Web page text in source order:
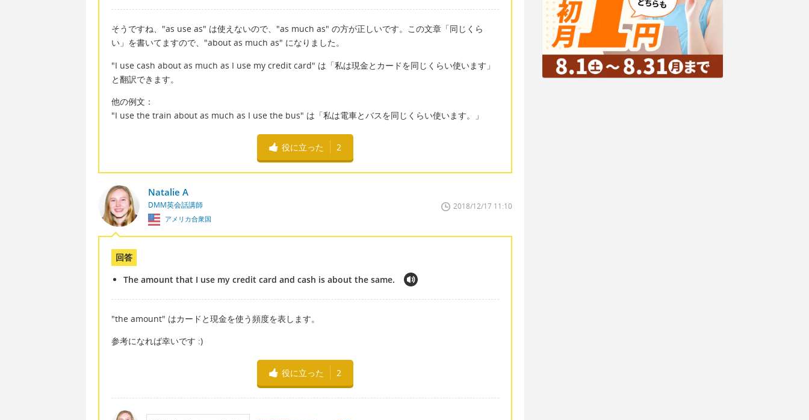
そうですね、"as use as" は使えないので、"as much as" の方が正しいです。この文章「同じくら
い」を書いてますので、"about as much as" になりました。
"I use cash about as much as I use my credit card" は「私は現金とカードを同じくらい使います」
と翻訳できます。
他の例文：
"I use the train about as much as I use the bus" は「私は電車とバスを同じくらい使います。」
役に立った 2
Natalie A
DMM英会話講師
アメリカ合衆国
2018/12/17 11:10
回答
The amount that I use my credit card and cash is about the same.
"the amount" はカードと現金を使う頻度を表します。
参考になれば幸いです :)
役に立った 2